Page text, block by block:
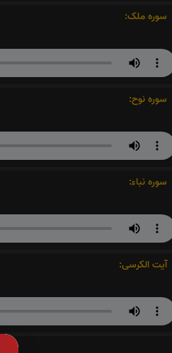
سوره ملک:
سوره نوح:
سوره نباء:
آیت الکرسی: